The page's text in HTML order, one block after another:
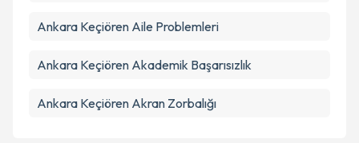
Ankara Keçiören Aile Problemleri
Ankara Keçiören Akademik Başarısızlık
Ankara Keçiören Akran Zorbalığı